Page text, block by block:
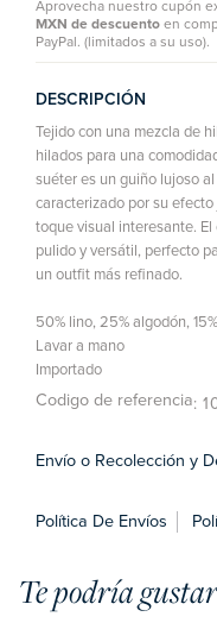
Aprovecha nuestro cupón
MXN de descuento en
PayPal. (limitados a su uso).
DESCRIPCIÓN
Tejido con una mezcla de
hilados para una
suéter es un guiño lujoso
caracterizado por su
toque visual interesante.
pulido y versátil, perfecto
un outfit más refinado.
50% lino, 25% algodón,
Lavar a mano
Importado
Codigo de referencia:
Envío o Recolección y
Política De Envíos
Te podría gustar